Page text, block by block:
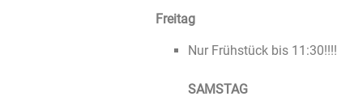
Freitag
Nur Frühstück bis 11:30!!!!
SAMSTAG